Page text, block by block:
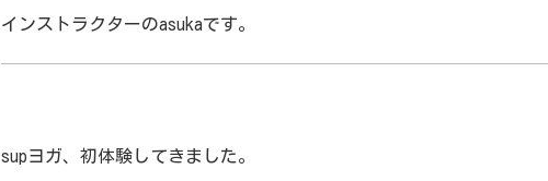
インストラクターのasukaです。
supヨガ、初体験してきました。